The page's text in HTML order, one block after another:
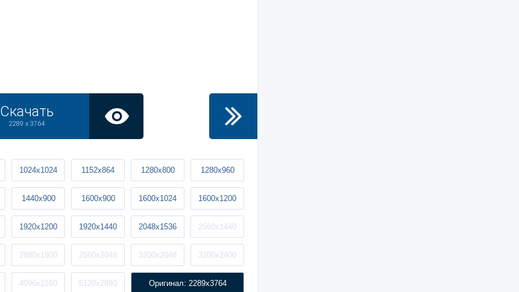
Скачать
2289 x 3764
1024x1024 1152x864 1280x800 1280x960
1440x900 1600x900 1600x1024 1600x1200
1920x1200 1920x1440 2048x1536 2560x1440
2880x1800 2560x2048 3200x2048 3200x2400
4096x2160 5120x2880 Оригинал: 2289x3764